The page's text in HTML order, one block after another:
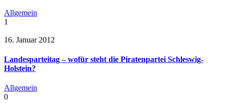
Allgemein
1
16. Januar 2012
Landesparteitag – wofür steht die Piratenpartei Schleswig-
Holstein?
Allgemein
0